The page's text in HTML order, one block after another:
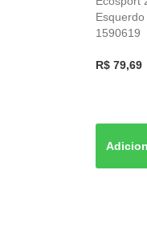
1590619
R$ 79,69